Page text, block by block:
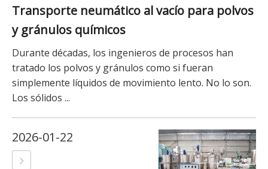
Transporte neumático al vacío para polvos
y gránulos químicos
Durante décadas, los ingenieros de procesos han
tratado los polvos y gránulos como si fueran
simplemente líquidos de movimiento lento. No lo son.
Los sólidos ...
2026-01-22